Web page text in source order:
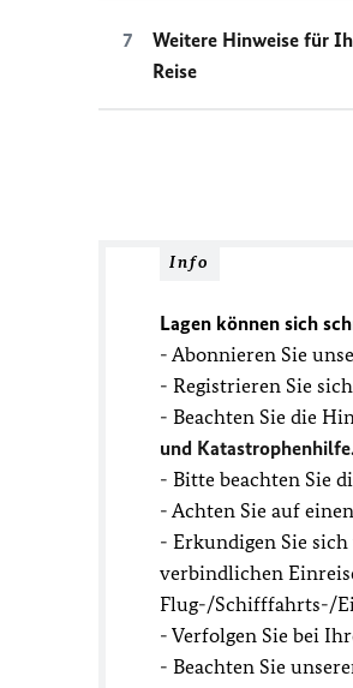
Weitere Hinweise für
Reise
Info
Lagen können sich
- Abonnieren Sie
- Registrieren Sie
- Beachten Sie die
und
- Bitte beachten Sie
- Achten Sie auf
- Erkundigen Sie
verbindlichen
Flug-/Schifffahrts-/
- Verfolgen Sie bei
- Beachten Sie